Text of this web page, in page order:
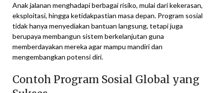
Anak jalanan menghadapi berbagai risiko, mulai dari kekerasan,
eksploitasi, hingga ketidakpastian masa depan. Program sosial
tidak hanya menyediakan bantuan langsung, tetapi juga
berupaya membangun sistem berkelanjutan guna
memberdayakan mereka agar mampu mandiri dan
mengembangkan potensi diri.
Contoh Program Sosial Global yang